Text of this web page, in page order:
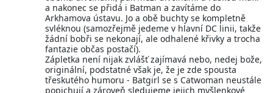
a nakonec se přidá i Batman a zavítáme do
Arkhamova ústavu. Jo a obě buchty se kompletně
svléknou (samozřejmě jedeme v hlavní DC linii, takže
žádní bobři se nekonají, ale odhalené křivky a trocha
fantazie občas postačí).
Zápletka není nijak zvlášť zajímavá nebo, nedej bože,
originální, podstatné však je, že je zde spousta
třeskutého humoru - Batgirl se s Catwoman neustále
popichují a zároveň sledujeme jejich myšlenkové